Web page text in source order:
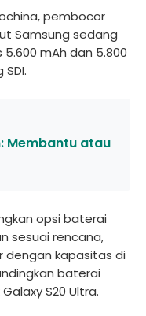
pembocor
Samsung sedang
mAh dan 5.800
Membantu atau
opsi baterai
sesuai rencana,
dengan kapasitas di
baterai
S20 Ultra.